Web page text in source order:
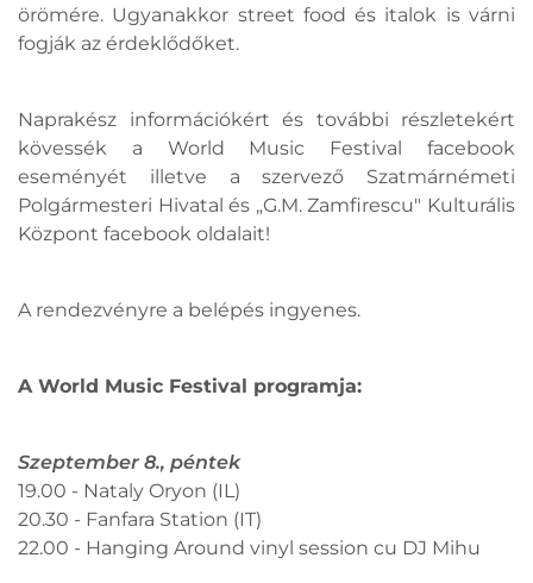
örömére. Ugyanakkor street food és italok is várni
fogják az érdeklődőket.
Naprakész információkért és további részletekért
kövessék a World Music Festival facebook
eseményét illetve a szervező Szatmárnémeti
Polgármesteri Hivatal és „G.M. Zamfirescu" Kulturális
Központ facebook oldalait!
A rendezvényre a belépés ingyenes.
A World Music Festival programja:
Szeptember 8., péntek
19.00 - Nataly Oryon (IL)
20.30 - Fanfara Station (IT)
22.00 - Hanging Around vinyl session cu DJ Mihu